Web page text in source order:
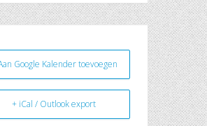
Google Kalender toevoegen
+ iCal / Outlook export